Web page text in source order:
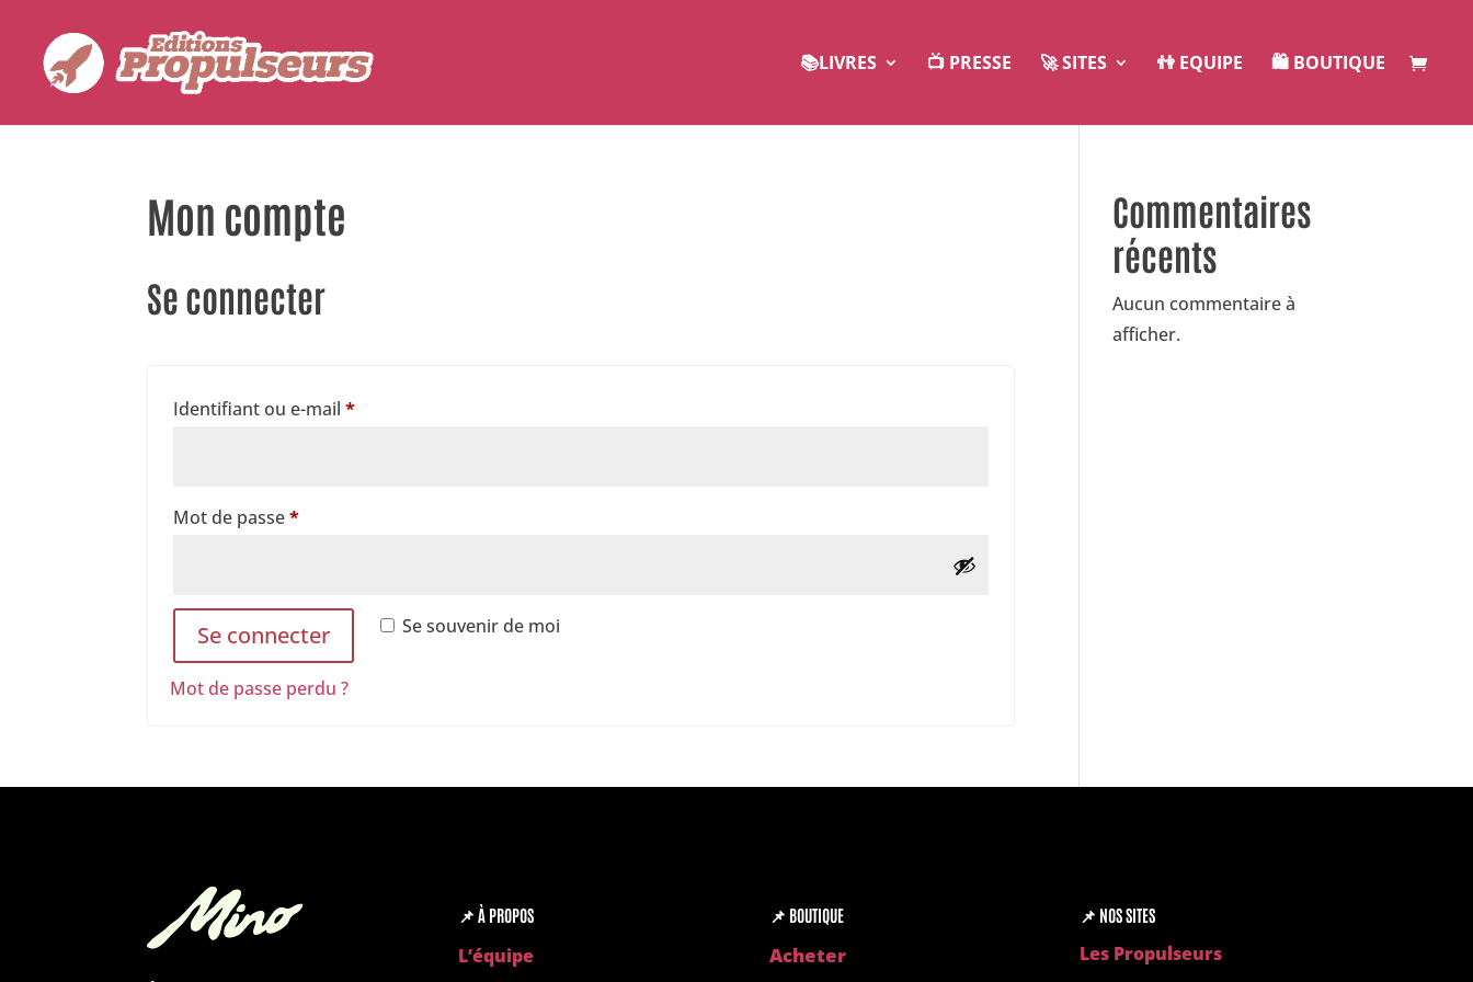
📚LIVRES 📺 PRESSE 🚀 SITES 👫 EQUIPE 🛍️ BOUTIQUE
Mon compte
Se connecter
Identifiant ou e-mail*Obligatoire
Mot de passe*Obligatoire
Se souvenir de moi
Se connecter
Mot de passe perdu ?
Commentaires
récents
Aucun commentaire à
afficher.
📌 À PROPOS
L’équipe
📌 BOUTIQUE
Acheter
📌 NOS SITES
Les Propulseurs